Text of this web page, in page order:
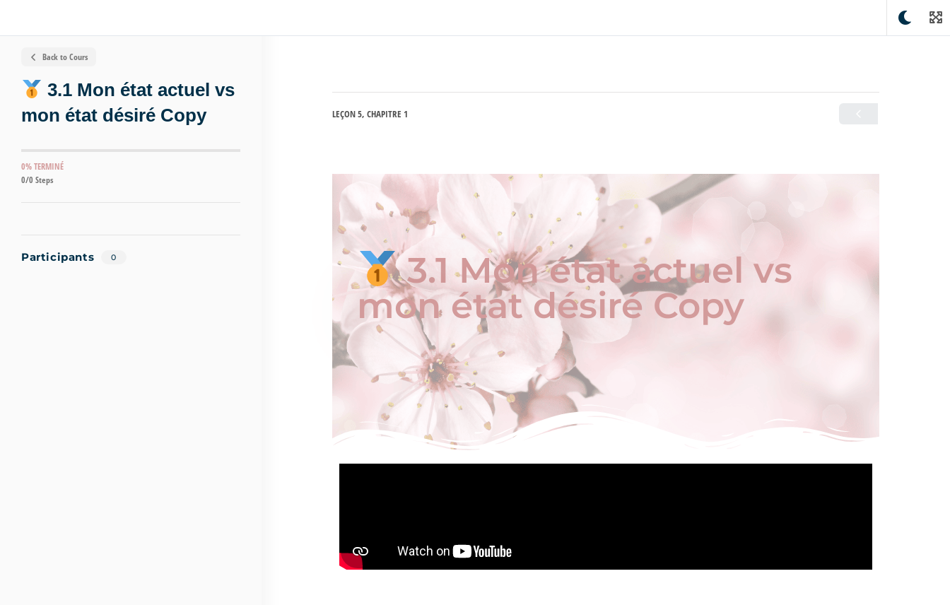
Back to Cours
3.1 Mon état actuel vs
mon état désiré Copy
0% TERMINÉ
0/0 Steps
Participants 0
LEÇON 5, CHAPITRE 1
3.1 Mon état actuel vs
mon état désiré Copy